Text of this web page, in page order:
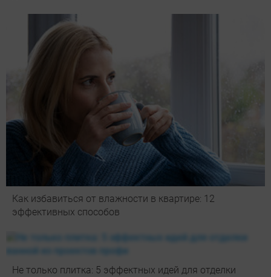
Как избавиться от влажности в квартире: 12
эффективных способов
Не только плитка: 5 эффектных идей для отделки